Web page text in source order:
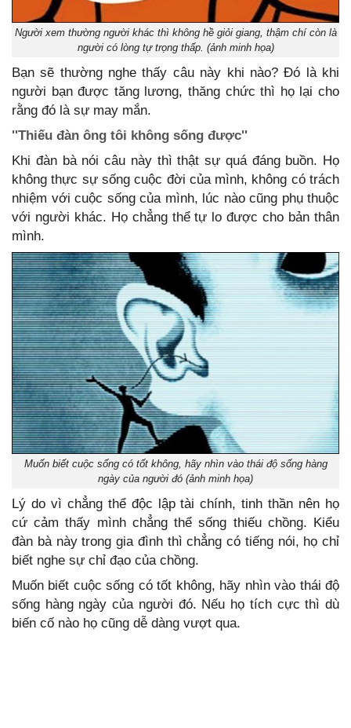
Người xem thường người khác thì không hề giỏi giang, thậm chí còn là
người có lòng tự trọng thấp. (ảnh minh họa)
Bạn sẽ thường nghe thấy câu này khi nào? Đó là khi
người bạn được tăng lương, thăng chức thì họ lại cho
rằng đó là sự may mắn.
''Thiếu đàn ông tôi không sống được''
Khi đàn bà nói câu này thì thật sự quá đáng buồn. Họ
không thực sự sống cuộc đời của mình, không có trách
nhiệm với cuộc sống của mình, lúc nào cũng phụ thuộc
với người khác. Họ chẳng thể tự lo được cho bản thân
mình.
Muốn biết cuộc sống có tốt không, hãy nhìn vào thái độ sống hàng
ngày của người đó (ảnh minh họa)
Lý do vì chẳng thể độc lập tài chính, tinh thần nên họ
cứ cảm thấy mình chẳng thể sống thiếu chồng. Kiểu
đàn bà này trong gia đình thì chẳng có tiếng nói, họ chỉ
biết nghe sự chỉ đạo của chồng.
Muốn biết cuộc sống có tốt không, hãy nhìn vào thái độ
sống hàng ngày của người đó. Nếu họ tích cực thì dù
biến cố nào họ cũng dễ dàng vượt qua.